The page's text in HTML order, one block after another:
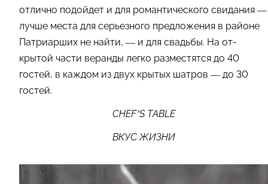
отлично подойдет и для романтического свидания —
лучше места для серьезного предложения в районе
Патриарших не найти, — и для свадьбы. На от-
крытой части веранды легко разместятся до 40
гостей, в каждом из двух крытых шатров — до 30
гостей.
CHEF’S TABLE
ВКУС ЖИЗНИ